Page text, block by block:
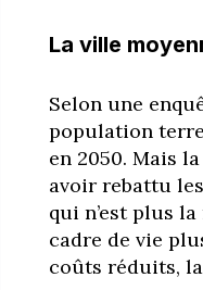
La ville
Selon une
population
en 2050. Mais
avoir rebattu
qui n’est plus
cadre de vie
coûts réduits, la